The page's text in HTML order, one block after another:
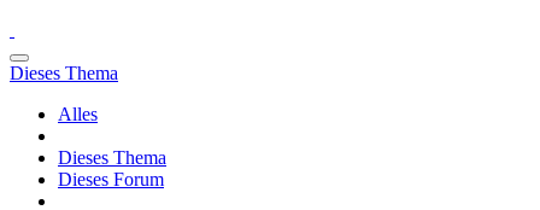
Dieses Thema
Alles
Dieses Thema
Dieses Forum